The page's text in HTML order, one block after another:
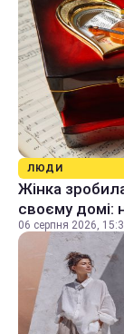
ЛЮДИ
Жінка
своєму домі:
06 серпня 2026,